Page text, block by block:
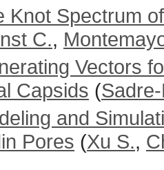
Knot Spectrum
C.,
Vectors
Capsids (
and
Pores (Xu S.,